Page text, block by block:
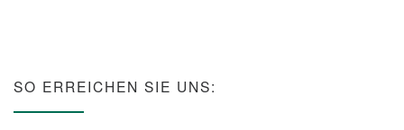
SO ERREICHEN SIE UNS: